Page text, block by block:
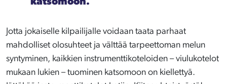
Jotta jokaiselle kilpailijalle voidaan taata parhaat
mahdolliset olosuhteet ja välttää tarpeettoman melun
syntyminen, kaikkien instrumenttikoteloiden – viulukotelot
mukaan lukien – tuominen katsomoon on kiellettyä.